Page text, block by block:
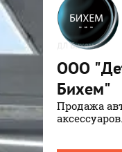
ООО
Бихем"
Продажа